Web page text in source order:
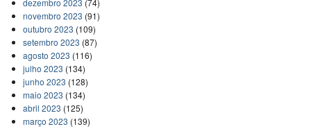
dezembro 2023 (74)
novembro 2023 (91)
outubro 2023 (109)
setembro 2023 (87)
agosto 2023 (116)
julho 2023 (134)
junho 2023 (128)
maio 2023 (134)
abril 2023 (125)
março 2023 (139)